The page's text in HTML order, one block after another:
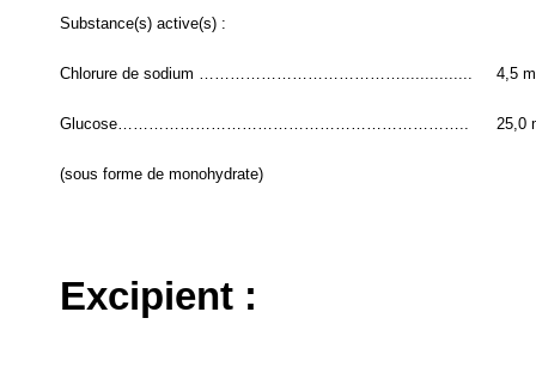
Substance(s) active(s) :
Chlorure de sodium …………………………………............... 4,5
Glucose………………………………………………………….. 25,0
(sous forme de monohydrate)
Excipient :